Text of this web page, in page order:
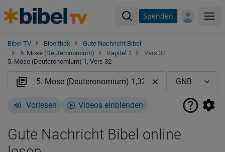
Spenden
Bibel TV Bibelthek
Gute Nachricht Bibel
5. Mose (Deuteronomium)
Kapitel 1
Vers 32
5. Mose (Deuteronomium) 1, Vers 32
Vorlesen Videos einblenden
Gute Nachricht Bibel online